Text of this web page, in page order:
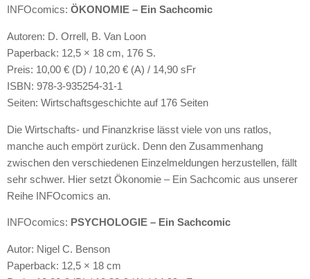
INFOcomics: ÖKONOMIE – Ein Sachcomic
Autoren: D. Orrell, B. Van Loon
Paperback: 12,5 × 18 cm, 176 S.
Preis: 10,00 € (D) / 10,20 € (A) / 14,90 sFr
ISBN: 978-3-935254-31-1
Seiten: Wirtschaftsgeschichte auf 176 Seiten
Die Wirtschafts- und Finanzkrise lässt viele von uns ratlos,
manche auch empört zurück. Denn den Zusammenhang
zwischen den verschiedenen Einzelmeldungen herzustellen, fällt
sehr schwer. Hier setzt Ökonomie – Ein Sachcomic aus unserer
Reihe INFOcomics an.
INFOcomics: PSYCHOLOGIE – Ein Sachcomic
Autor: Nigel C. Benson
Paperback: 12,5 × 18 cm